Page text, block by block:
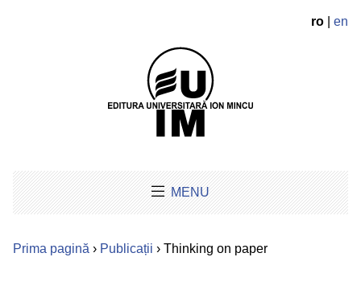
ro en
MENU
Prima pagină › Publicații › Thinking on paper